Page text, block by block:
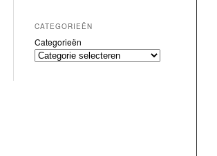
CATEGORIEËN
Categorieën